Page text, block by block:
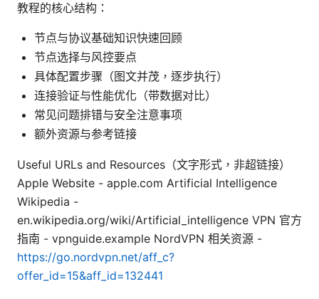
教程的核心结构：
节点与协议基础知识快速回顾
节点选择与风控要点
具体配置步骤（图文并茂，逐步执行）
连接验证与性能优化（带数据对比）
常见问题排错与安全注意事项
额外资源与参考链接
Useful URLs and Resources（文字形式，非超链接）
Apple Website - apple.com Artificial Intelligence
Wikipedia -
en.wikipedia.org/wiki/Artificial_intelligence VPN 官方
指南 - vpnguide.example NordVPN 相关资源 -
https://go.nordvpn.net/aff_c?
offer_id=15&aff_id=132441